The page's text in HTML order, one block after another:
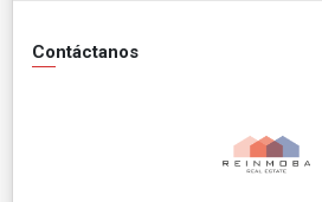
Contáctanos